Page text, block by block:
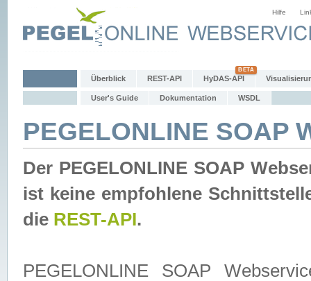
Hilfe
Überblick REST-API HyDAS-API
User's Guide Dokumentation WSDL
PEGELONLINE SOAP
Der PEGELONLINE SOAP
ist keine empfohlene
die REST-API.
PEGELONLINE SOAP